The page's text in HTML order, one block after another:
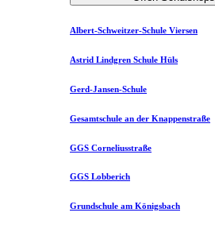
Albert-Schweitzer-Schule Viersen
Astrid Lindgren Schule Hüls
Gerd-Jansen-Schule
Gesamtschule an der Knappenstraße
GGS Corneliusstraße
GGS Lobberich
Grundschule am Königsbach